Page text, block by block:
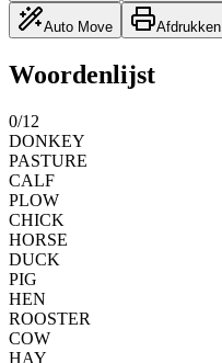
Auto Move Afdrukken
Woordenlijst
0/12
DONKEY
PASTURE
CALF
PLOW
CHICK
HORSE
DUCK
PIG
HEN
ROOSTER
COW
HAY